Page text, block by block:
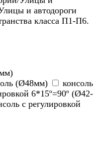
и автодороги
класса П1-П6.
(Ø48мм)
консоль
6*15º=90º (Ø42-
с регулировкой